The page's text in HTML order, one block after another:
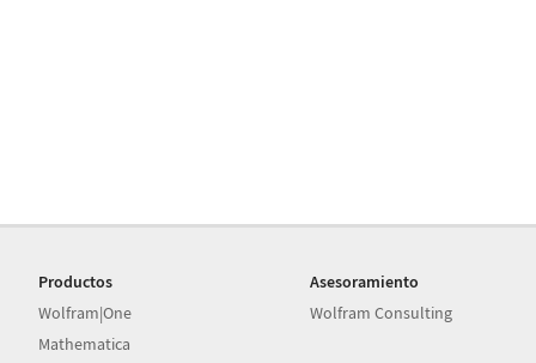
Productos
Wolfram|One
Mathematica
Asesoramiento
Wolfram Consulting